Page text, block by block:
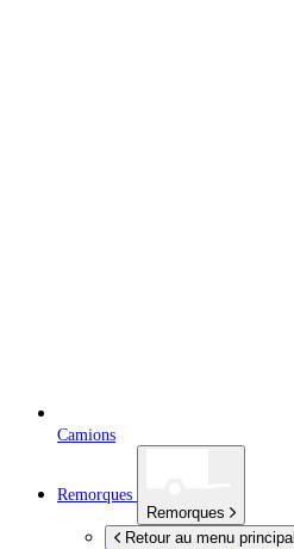
Camions
Remorques
Remorques
Retour au menu principal